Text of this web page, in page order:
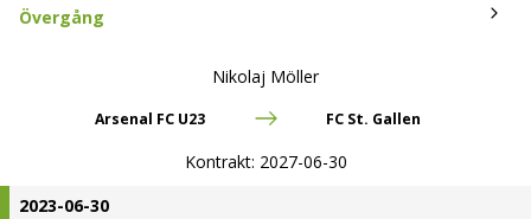
Övergång
Nikolaj Möller
Arsenal FC U23 FC St. Gallen
Kontrakt: 2027-06-30
2023-06-30